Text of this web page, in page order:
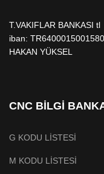
T.VAKIFLAR BANKASI tl
iban:
HAKAN YÜKSEL
CNC BİLGİ
G KODU LİSTESİ
M KODU LİSTESİ